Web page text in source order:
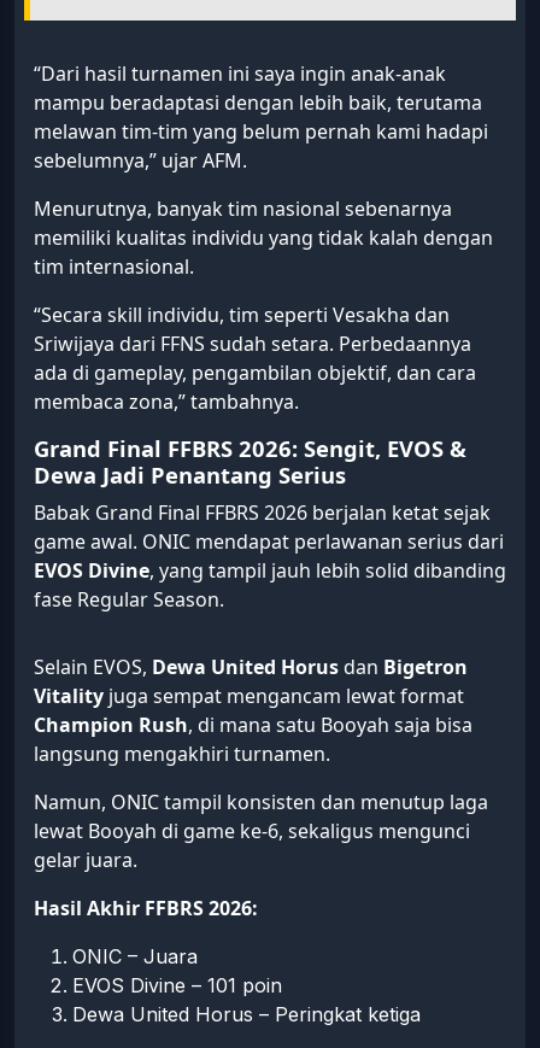
“Dari hasil turnamen ini saya ingin anak-anak
mampu beradaptasi dengan lebih baik, terutama
melawan tim-tim yang belum pernah kami hadapi
sebelumnya,” ujar AFM.
Menurutnya, banyak tim nasional sebenarnya
memiliki kualitas individu yang tidak kalah dengan
tim internasional.
“Secara skill individu, tim seperti Vesakha dan
Sriwijaya dari FFNS sudah setara. Perbedaannya
ada di gameplay, pengambilan objektif, dan cara
membaca zona,” tambahnya.
Grand Final FFBRS 2026: Sengit, EVOS &
Dewa Jadi Penantang Serius
Babak Grand Final FFBRS 2026 berjalan ketat sejak
game awal. ONIC mendapat perlawanan serius dari
EVOS Divine, yang tampil jauh lebih solid dibanding
fase Regular Season.
Selain EVOS, Dewa United Horusdan Bigetron
Vitality juga sempat mengancam lewat format
Champion Rush, di mana satu Booyah saja bisa
langsung mengakhiri turnamen.
Namun, ONIC tampil konsisten dan menutup laga
lewat Booyah di game ke-6, sekaligus mengunci
gelar juara.
Hasil Akhir FFBRS 2026:
ONIC – Juara
EVOS Divine – 101 poin
Dewa United Horus – Peringkat ketiga